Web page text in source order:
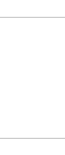
术支持类